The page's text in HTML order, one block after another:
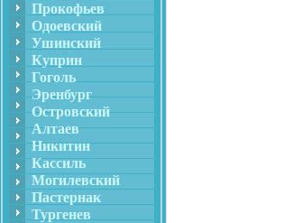
Прокофьев
Одоевский
Ушинский
Куприн
Гоголь
Эренбург
Островский
Алтаев
Никитин
Кассиль
Могилевский
Пастернак
Тургенев